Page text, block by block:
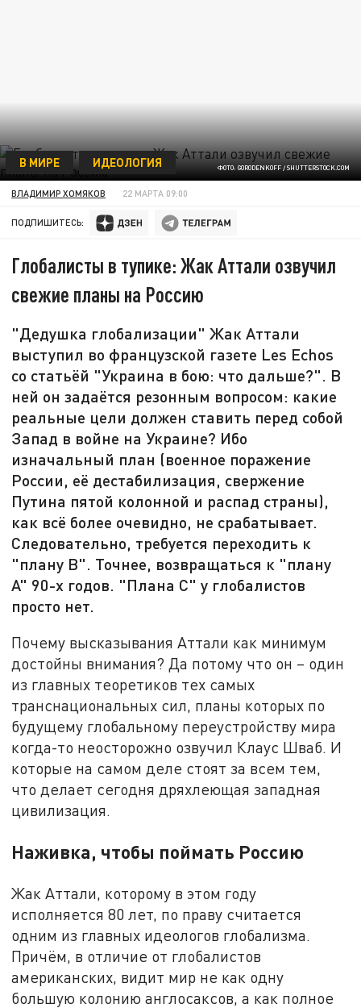
ФОТО: GORODENKOFF / SHUTTERSTOCK.COM
В МИРЕ ИДЕОЛОГИЯ
ВЛАДИМИР ХОМЯКОВ 22 МАРТА 09:00
ПОДПИШИТЕСЬ:
Глобалисты в тупике: Жак Аттали озвучил
свежие планы на Россию
"Дедушка глобализации" Жак Аттали
выступил во французской газете Les Echos
со статьёй "Украина в бою: что дальше?". В
ней он задаётся резонным вопросом: какие
реальные цели должен ставить перед собой
Запад в войне на Украине? Ибо
изначальный план (военное поражение
России, её дестабилизация, свержение
Путина пятой колонной и распад страны),
как всё более очевидно, не срабатывает.
Следовательно, требуется переходить к
"плану В". Точнее, возвращаться к "плану
А" 90-х годов. "Плана С" у глобалистов
просто нет.
Почему высказывания Аттали как минимум
достойны внимания? Да потому что он – один
из главных теоретиков тех самых
транснациональных сил, планы которых по
будущему глобальному переустройству мира
когда-то неосторожно озвучил Клаус Шваб. И
которые на самом деле стоят за всем тем,
что делает сегодня дряхлеющая западная
цивилизация.
Наживка, чтобы поймать Россию
Жак Аттали, которому в этом году
исполняется 80 лет, по праву считается
одним из главных идеологов глобализма.
Причём, в отличие от глобалистов
американских, видит мир не как одну
большую колонию англосаксов, а как полное